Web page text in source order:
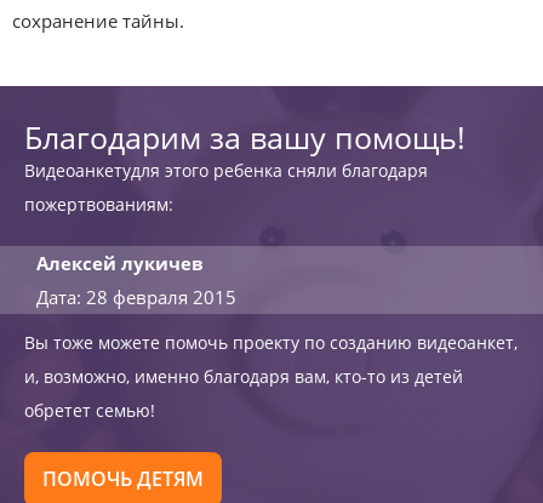
сохранение тайны.
Благодарим за вашу помощь!
Видеоанкетудля этого ребенка сняли благодаря
пожертвованиям:
Алексей лукичев
Дата: 28 февраля 2015
Вы тоже можете помочь проекту по созданию видеоанкет,
и, возможно, именно благодаря вам, кто-то из детей
обретет семью!
ПОМОЧЬ ДЕТЯМ